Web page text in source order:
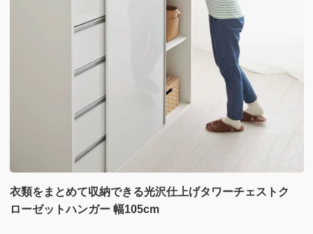
衣類をまとめて収納できる光沢仕上げタワーチェストク
ローゼットハンガー 幅105cm